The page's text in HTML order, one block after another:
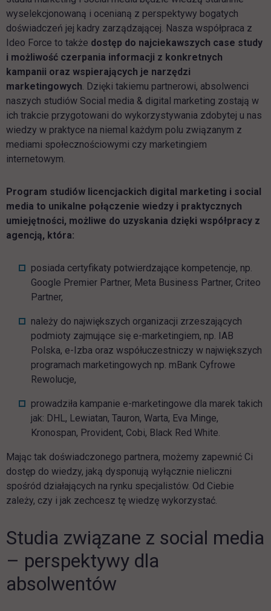
wyselekcjonowaną i ocenianą z perspektywy bogatych
doświadczeń jej kadry zarządzającej. Nasza współpraca z
Ideo Force to także dostęp do najciekawszych case study
i możliwość czerpania informacji z konkretnych
kampanii oraz wspierających je narzędzi
marketingowych. Dzięki takiemu partnerowi, absolwenci
naszych studiów Social media & digital marketing zostają w
ich trakcie przygotowani do wykorzystywania zdobytej u nas
wiedzy w praktyce na niemal każdym polu związanym z
mediami społecznościowymi czy marketingiem
internetowym.
Program studiów licencjackich digital marketing i social
media to unikalne połączenie wiedzy i praktycznych
umiejętności, możliwe do uzyskania dzięki współpracy z
agencją, która:
posiada certyfikaty potwierdzające kompetencje, np.
Google Premier Partner, Meta Business Partner, Criteo
Partner,
należy do największych organizacji zrzeszających
podmioty zajmujące się e-marketingiem, np. IAB
Polska, e-Izba oraz współuczestniczy w największych
programach marketingowych np. mBank Cyfrowe
Rewolucje,
prowadziła kampanie e-marketingowe dla marek takich
jak: DHL, Lewiatan, Tauron, Warta, Eva Minge,
Kronospan, Provident, Cobi, Black Red White.
Mając tak doświadczonego partnera, możemy zapewnić Ci
dostęp do wiedzy, jaką dysponują wyłącznie nieliczni
spośród działających na rynku specjalistów. Od Ciebie
zależy, czy i jak zechcesz tę wiedzę wykorzystać.
Studia związane z social media
– perspektywy dla
absolwentów